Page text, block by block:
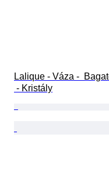
Lalique - Váza -
- Kristály